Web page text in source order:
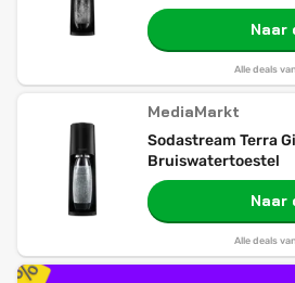
Naar
Alle deals
MediaMarkt
Sodastream Terra
Bruiswatertoestel
Naar
Alle deals